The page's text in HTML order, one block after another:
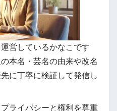
営しているかなこです
本名・芸名の由来や改名
に丁寧に検証して発信し
ライバシーと権利を尊重